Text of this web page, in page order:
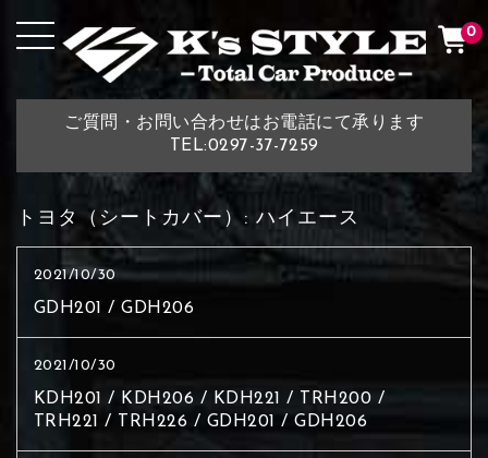
ご質問・お問い合わせはお電話にて承ります
TEL:0297-37-7259
0
トヨタ（シートカバー）: ハイエース
2021/10/30
GDH201 / GDH206
2021/10/30
KDH201 / KDH206 / KDH221 / TRH200 /
TRH221 / TRH226 / GDH201 / GDH206